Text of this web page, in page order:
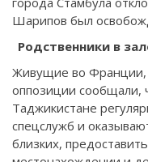
Шарипов был
Родственники в
Живущие во Франции,
оппозиции сообщали,
Таджикистане
спецслужб и
близких,